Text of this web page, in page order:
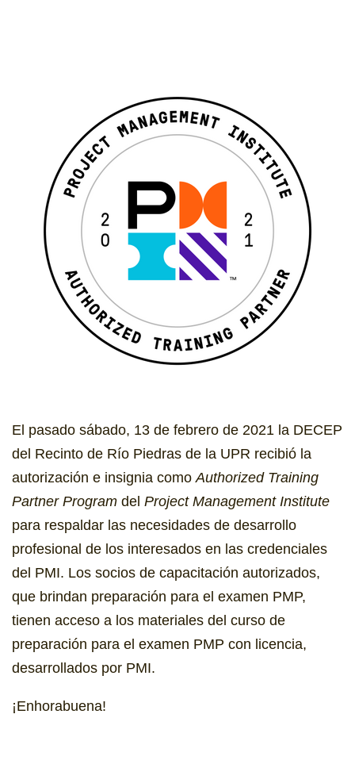
El pasado sábado, 13 de febrero de 2021 la DECEP
del Recinto de Río Piedras de la UPR recibió la
autorización e insignia comoAuthorized Training
Partner Program del Project Management Institute
para respaldar las necesidades de desarrollo
profesional de los interesados en las credenciales
del PMI. Los socios de capacitación autorizados,
que brindan preparación para el examen PMP,
tienen acceso a los materiales del curso de
preparación para el examen PMP con licencia,
desarrollados por PMI.
¡Enhorabuena!